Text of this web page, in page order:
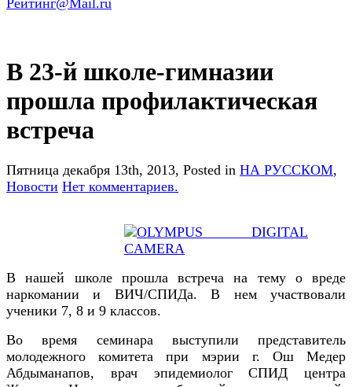
В 23-й школе-гимназии
прошла профилактическая
встреча
Пятница декабря 13th, 2013, Posted in НА РУССКОМ,
Новости Нет комментариев.
В нашей школе прошла встреча на тему о вреде
наркомании и ВИЧ/СПИДа. В нем участвовали
ученики 7, 8 и 9 классов.
Во время семинара выступили представитель
молодежного комитета при мэрии г. Ош Медер
Абдыманапов, врач эпидемиолог СПИД центра